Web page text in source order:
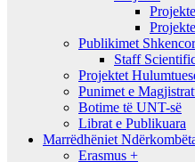
Publikimet
Staff
Projektet
Punimet e
Botime të UNT-së
Librat e Publikuara
Marrëdhëniet
Erasmus +